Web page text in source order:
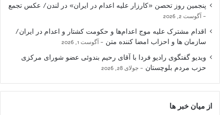
پنجمین روز تحصن «کارزار علیه اعدام در ایران» در لندن/ عکس تجمع
آگوست 2, 2026
اقدام مشترک علیه موج اعدام‌ها و حکومت کشتار و اعدام در ایران/
سازمان ها و احزاب امضا کننده متن
آگوست 1, 2026
ویدیو گفتگوی رادیو فردا با آقای رحیم بندوئی عضو شورای مرکزی
حزب مردم بلوچستان
جولای 28, 2026
از میان خبر ها